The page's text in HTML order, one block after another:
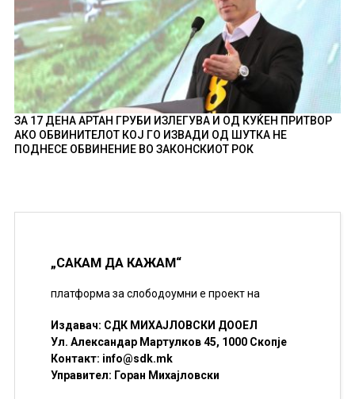
ЗА 17 ДЕНА АРТАН ГРУБИ ИЗЛЕГУВА И ОД КУЌЕН ПРИТВОР
АКО ОБВИНИТЕЛОТ КОЈ ГО ИЗВАДИ ОД ШУТКА НЕ
ПОДНЕСЕ ОБВИНЕНИЕ ВО ЗАКОНСКИОТ РОК
„САКАМ ДА КАЖАМ“
платформа за слободоумни е проект на
Издавач: СДК МИХАЈЛОВСКИ ДООЕЛ
Ул. Александар Мартулков 45, 1000 Скопје
Контакт: info@sdk.mk
Управител: Горан Михајловски